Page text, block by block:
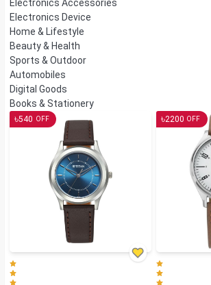
Electronics Accessories
Electronics Device
Home & Lifestyle
Beauty & Health
Sports & Outdoor
Automobiles
Digital Goods
Books & Stationery
৳540 OFF ৳2200 OFF